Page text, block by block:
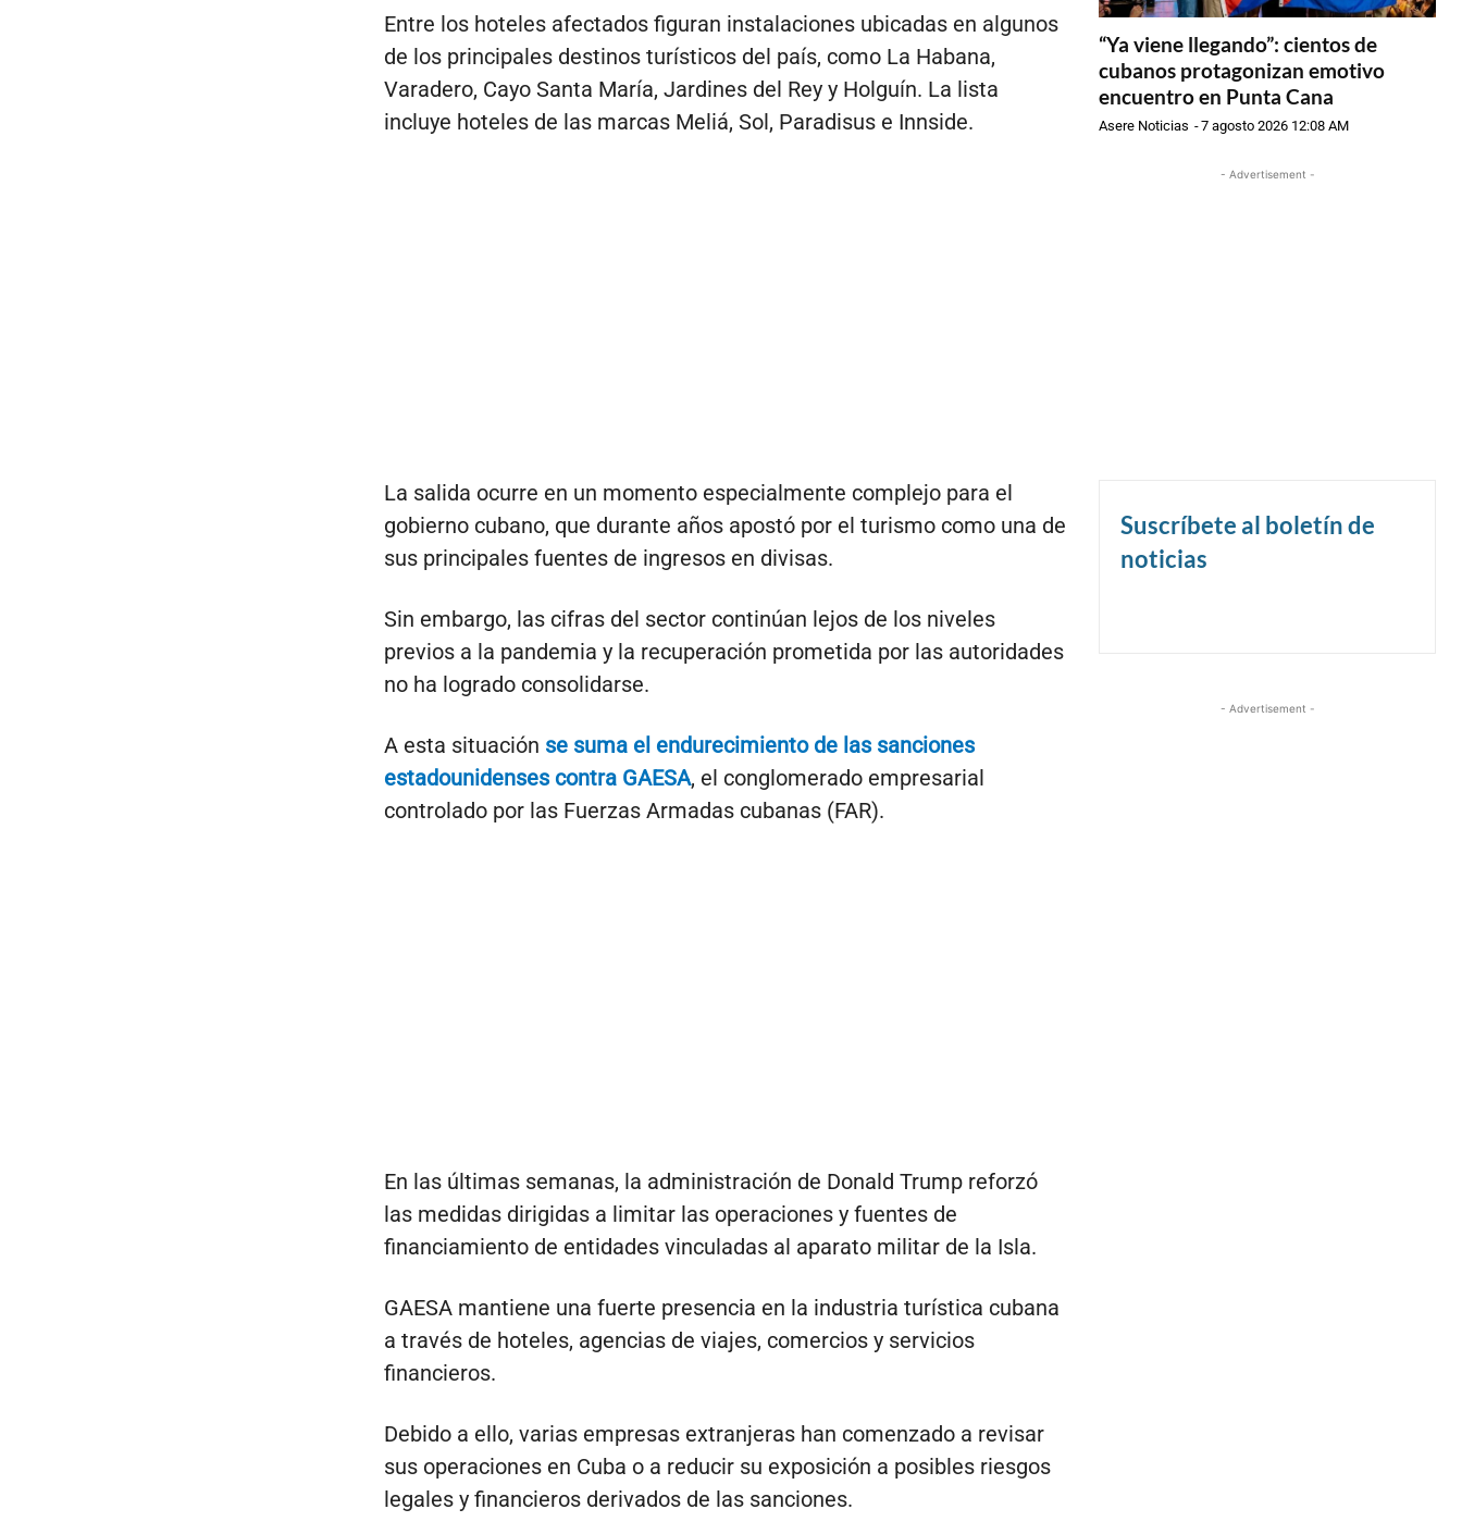
Entre los hoteles afectados figuran instalaciones ubicadas en algunos
de los principales destinos turísticos del país, como La Habana,
Varadero, Cayo Santa María, Jardines del Rey y Holguín. La lista
incluye hoteles de las marcas Meliá, Sol, Paradisus e Innside.
La salida ocurre en un momento especialmente complejo para el
gobierno cubano, que durante años apostó por el turismo como una de
sus principales fuentes de ingresos en divisas.
Sin embargo, las cifras del sector continúan lejos de los niveles
previos a la pandemia y la recuperación prometida por las autoridades
no ha logrado consolidarse.
A esta situación se suma el endurecimiento de las sanciones
estadounidenses contra GAESA, el conglomerado empresarial
controlado por las Fuerzas Armadas cubanas (FAR).
En las últimas semanas, la administración de Donald Trump reforzó
las medidas dirigidas a limitar las operaciones y fuentes de
financiamiento de entidades vinculadas al aparato militar de la Isla.
GAESA mantiene una fuerte presencia en la industria turística cubana
a través de hoteles, agencias de viajes, comercios y servicios
financieros.
Debido a ello, varias empresas extranjeras han comenzado a revisar
sus operaciones en Cuba o a reducir su exposición a posibles riesgos
legales y financieros derivados de las sanciones.
“Ya viene llegando”: cientos de
cubanos protagonizan emotivo
encuentro en Punta Cana
Asere Noticias -7 agosto 2026 12:08 AM
- Advertisement -
Suscríbete al boletín de
noticias
- Advertisement -